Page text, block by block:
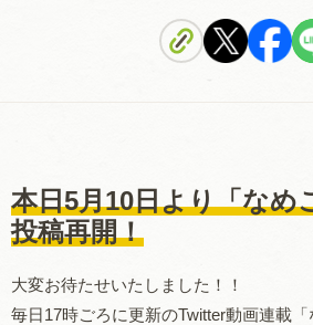
本日5月10日より「なめ
投稿再開！
大変お待たせいたしました！！
毎日17時ごろに更新のTwitter動画連載「